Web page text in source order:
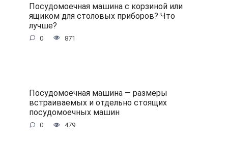
Посудомоечная машина с корзиной или
ящиком для столовых приборов? Что
лучше?
0 871
Посудомоечная машина — размеры
встраиваемых и отдельно стоящих
посудомоечных машин
0 479